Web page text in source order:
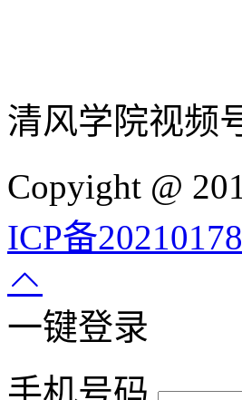
清风学院视频
Copyight @
ICP备
一键登录